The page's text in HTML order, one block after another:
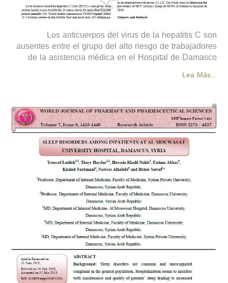
Los anticuerpos del virus de la hepatitis C son
ausentes entre el grupo del alto riesgo de trabajadores
de la asistencia médica en el Hospital de Damasco
Lea Más...